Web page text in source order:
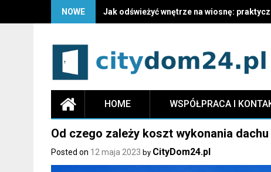
NOWE Jak odświeżyć wnętrze na wiosnę:
HOME WSPÓŁPRACA I
Od czego zależy koszt wykonania
Posted on 12 maja 2023 by CityDom24.pl